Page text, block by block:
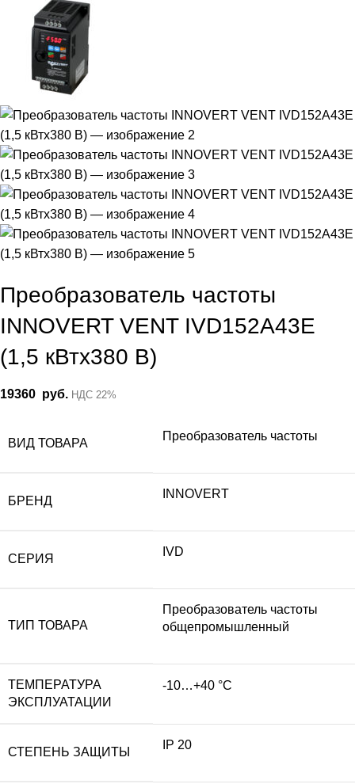
Преобразователь частоты
INNOVERT VENT IVD152A43E
(1,5 кВтx380 В)
19360 руб. НДС 22%
ВИД ТОВАРА
Преобразователь частоты
БРЕНД
INNOVERT
СЕРИЯ
IVD
ТИП ТОВАРА
Преобразователь частоты
общепромышленный
ТЕМПЕРАТУРА
ЭКСПЛУАТАЦИИ
-10…+40 °С
СТЕПЕНЬ ЗАЩИТЫ
IP 20